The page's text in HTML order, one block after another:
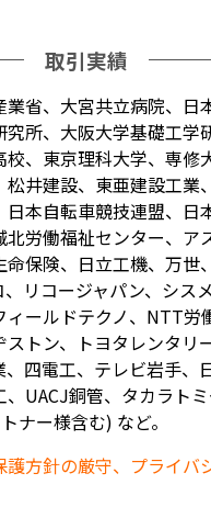
取引実績
省、大宮共立病院、日
所、大阪大学基礎工学
、東京理科大学、専修
井建設、東亜建設工業
日本自転車競技連盟、日
労働福祉センター、ア
保険、日立工機、万世
、リコージャパン、シス
ィールドテクノ、NTT労
トン、トヨタレンタリ
四電工、テレビ岩手、
UACJ銅管、タカラト
ナー様含む) など。
方針の厳守、プライバ